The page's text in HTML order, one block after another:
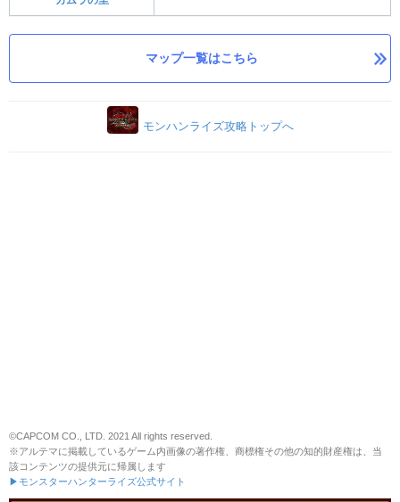
マップ一覧はこちら
モンハンライズ攻略トップへ
©CAPCOM CO., LTD. 2021 All rights reserved.
※アルテマに掲載しているゲーム内画像の著作権、商標権その他の知的財産権は、当
該コンテンツの提供元に帰属します
▶モンスターハンターライズ公式サイト